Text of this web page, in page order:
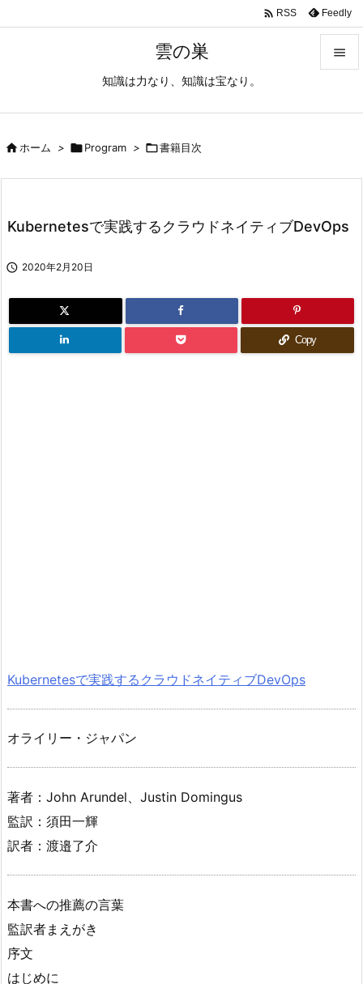
雲の巣
知識は力なり、知識は宝なり。

次へ
 RSS Feedly
ホーム > Program > 書籍目次
Kubernetesで実践するクラウドネイティブDevOps
 2020年2月20日
Copy
Kubernetesで実践するクラウドネイティブDevOps
オライリー・ジャパン
著者：John Arundel、Justin Domingus
監訳：須田一輝
訳者：渡邉了介
本書への推薦の言葉
監訳者まえがき
序文
はじめに